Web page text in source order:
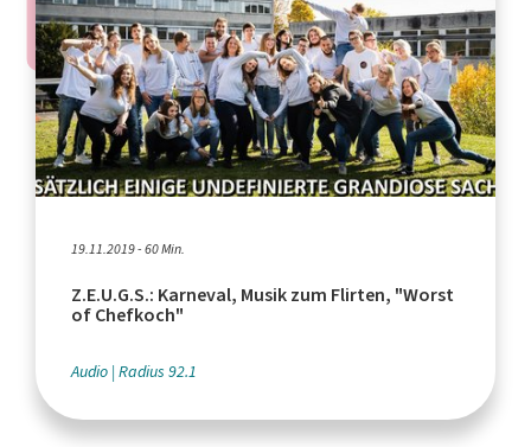
19.11.2019 - 60 Min.
Z.E.U.G.S.: Karneval, Musik zum Flirten, "Worst
of Chefkoch"
Audio Radius 92.1